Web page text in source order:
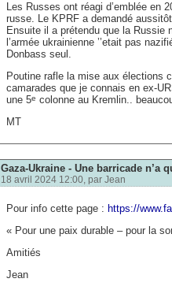
Les Russes ont réagi d’emblée en
russe. Le KPRF a demandé
Ensuite il a prétendu que la Russie
l’armée ukrainienne ’’etait pas
Donbass seul.
Poutine rafle la mise aux élections
camarades que je connais en ex-
une 5e colonne au Kremlin..
MT
Gaza-Ukraine - Une barricade n’a
18 avril 2024 12:00, par Jean
Pour info cette page : https://
« Pour une paix durable – pour la
Amitiés
Jean